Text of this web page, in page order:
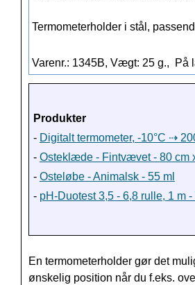
Termometerholder i stål,
Varenr.: 1345B, Vægt: 25 g., På
Produkter
- Digitalt termometer, -10°C ⇢
- Osteklæde - Fintvævet - 80 cm
- Osteløbe - Animalsk - 55 ml
- pH-Duotest 3,5 - 6,8 rulle, 1 m
En termometerholder gør det
ønskelig position når du f.eks.